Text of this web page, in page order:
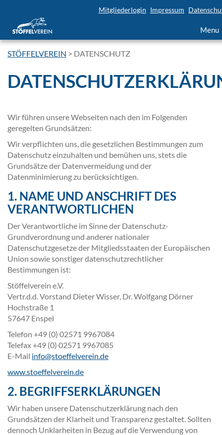
Mitgliederlogin Impressum
STÖFFELVEREIN > DATENSCHUTZ
Wir führen unsere Webseiten nach den im Folgenden
geregelten Grundsätzen:
Wir verpflichten uns, die gesetzlichen Bestimmungen zum
Datenschutz einzuhalten und bemühen uns, stets die
Grundsätze der Datenvermeidung und der
Datenminimierung zu berücksichtigen.
1. NAME UND ANSCHRIFT DES
VERANTWORTLICHEN
Der Verantwortliche im Sinne der Datenschutz-
Grundverordnung und anderer nationaler
Datenschutzgesetze der Mitgliedsstaaten der Europäischen
Union sowie sonstiger datenschutzrechtlicher
Bestimmungen ist:
Stöffelverein e.V.
Vertr.d.d. Vorstand Dieter Wisser, Dr. Wolfgang Dörner
Hochstraße 1
57647 Enspel
Telefon +49 (0) 02571 9967084
Telefax +49 (0) 02571 9967085
E-Mail info@stoeffelverein.de
www.stoeffelverein.de
2. BEGRIFFSERKLÄRUNGEN
Wir haben unsere Datenschutzerklärung nach den
Grundsätzen der Klarheit und Transparenz gestaltet. Sollten
dennoch Unklarheiten in Bezug auf die Verwendung von